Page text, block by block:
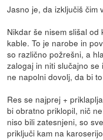
Jasno je, da izključiš čim
Nikdar še nisem slišal
kable. To je narobe in
so različno požrešni, a
zalogaj in niti slučajno
ne napolni dovolj, da bi
Res se najprej +
bi obratno priklopil, nič
niso bili zatesnjeni, so
priključi kam na